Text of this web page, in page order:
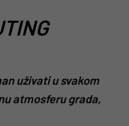
uživati ​​u svakom
atmosferu grada,